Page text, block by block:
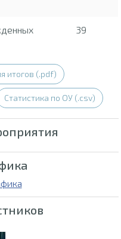
39
итогов (.pdf)
Статистика по ОУ (.csv)